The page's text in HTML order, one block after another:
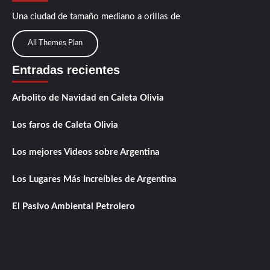
Una ciudad de tamaño mediano a orillas de
All Themes Plan
Entradas recientes
Arbolito de Navidad en Caleta Olivia
Los faros de Caleta Olivia
Los mejores Videos sobre Argentina
Los Lugares Más Increíbles de Argentina
El Pasivo Ambiental Petrolero